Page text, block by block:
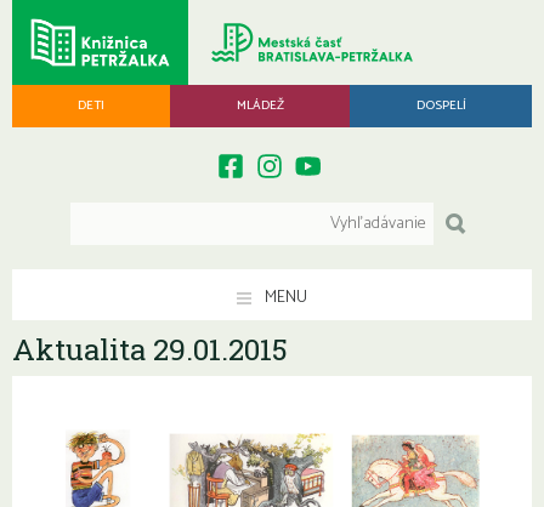
DETI MLÁDEŽ DOSPELÍ
MENU
Aktualita 29.01.2015